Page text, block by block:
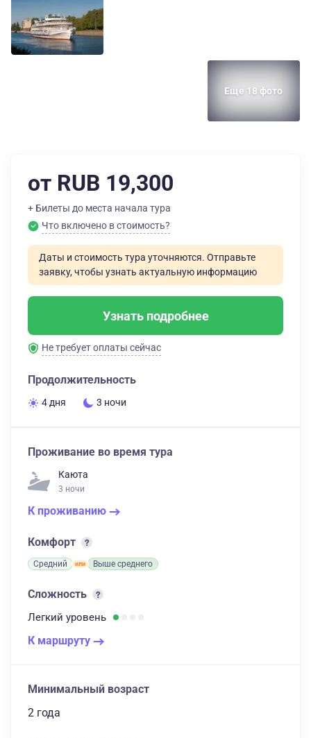
Еще 18 фото
от RUB 19,300
+ Билеты до места начала тура
Что включено в стоимость?
Даты и стоимость тура уточняются. Отправьте
заявку, чтобы узнать актуальную информацию
Узнать подробнее
Не требует оплаты сейчас
Продолжительность
4 дня 3 ночи
Проживание во время тура
Каюта
3 ночи
К проживанию
Комфорт
Средний Выше среднего
Сложность
Легкий уровень
К маршруту
Минимальный возраст
2 года